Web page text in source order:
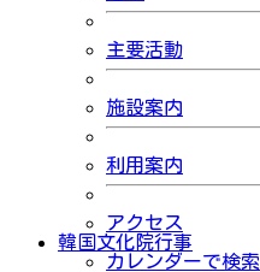
主要活動
施設案内
利用案内
アクセス
韓国文化院行事
カレンダーで検索